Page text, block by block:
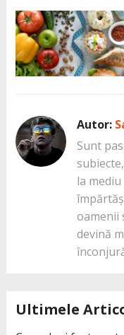
Autor:
Sunt
la
oamenii
devină
Ultimele